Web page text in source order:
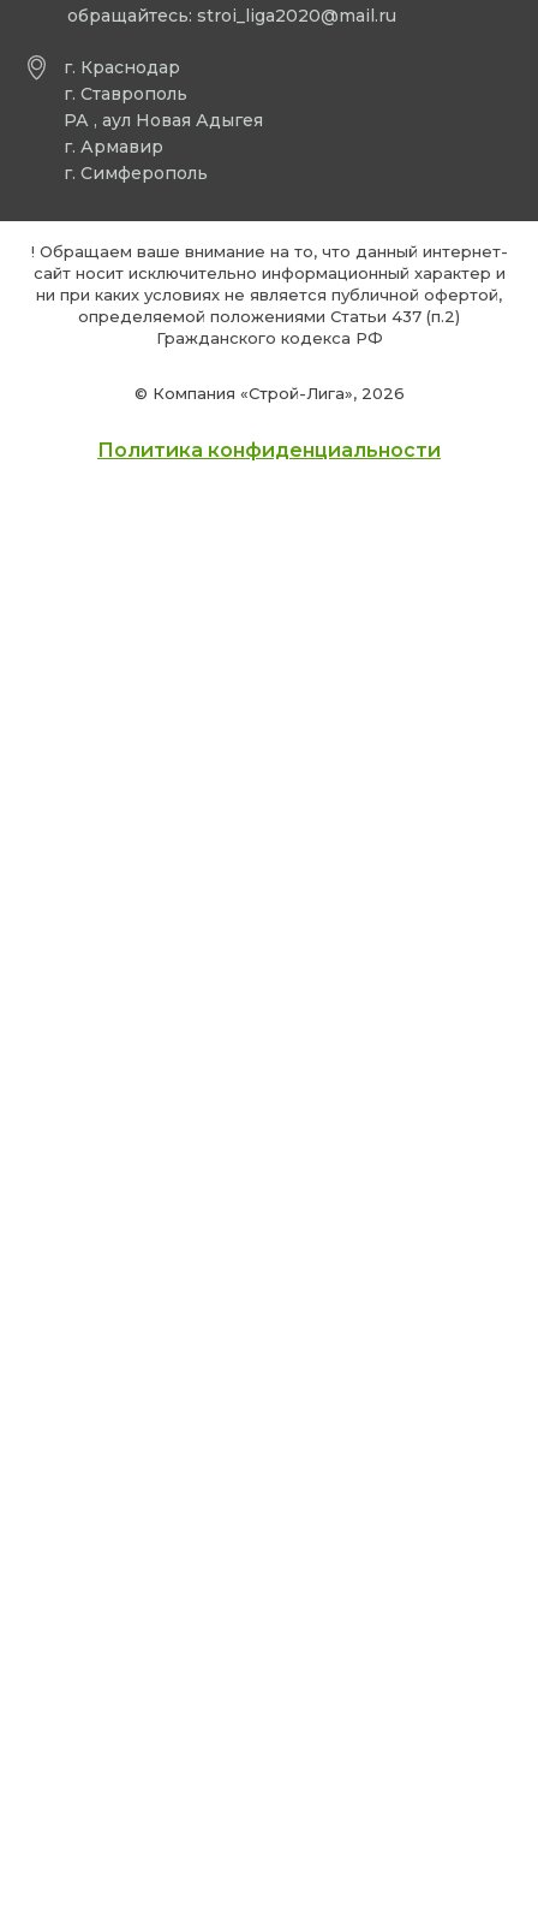
г. Краснодар
г. Ставрополь
РА , аул Новая Адыгея
г. Армавир
г. Симферополь
обращайтесь: stroi_liga2020@mail.ru
© Компания «Строй-Лига», 2026
! Обращаем ваше внимание на то, что данный интернет-
сайт носит исключительно информационный характер и
ни при каких условиях не является публичной офертой,
определяемой положениями Статьи 437 (п.2)
Гражданского кодекса РФ
Политика конфиденциальности